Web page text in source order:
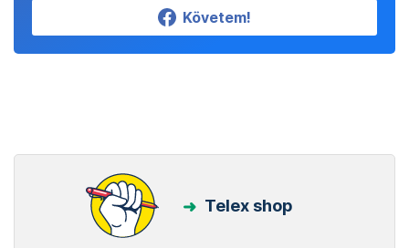
Követem!
Telex shop